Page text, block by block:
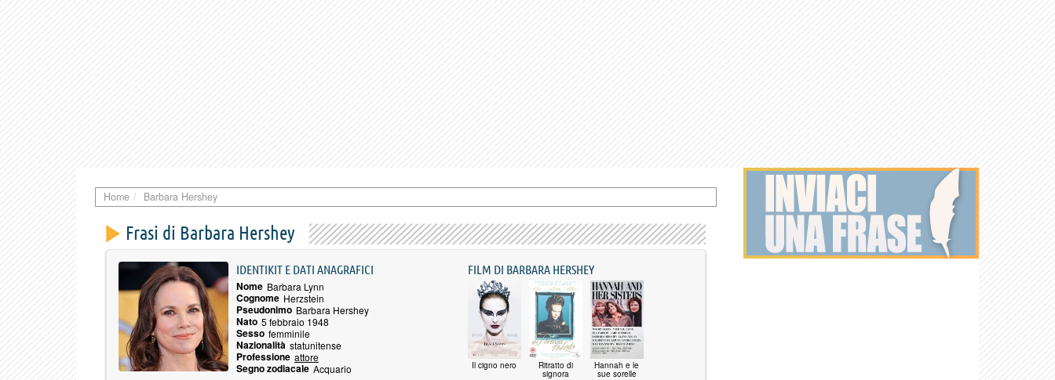
Home Barbara Hershey
Frasi di Barbara Hershey
IDENTIKIT E DATI ANAGRAFICI
Nome Barbara Lynn
Cognome Herzstein
Pseudonimo Barbara Hershey
Nato 5 febbraio 1948
Sesso femminile
Nazionalità statunitense
Professione attore
Segno zodiacale Acquario
FILM DI BARBARA HERSHEY
Il cigno nero Ritratto di
signora
Hannah e le
sue sorelle